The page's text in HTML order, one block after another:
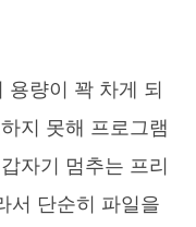
용량이 꽉 차게 되
지 못해 프로그램
자기 멈추는 프리
서 단순히 파일을